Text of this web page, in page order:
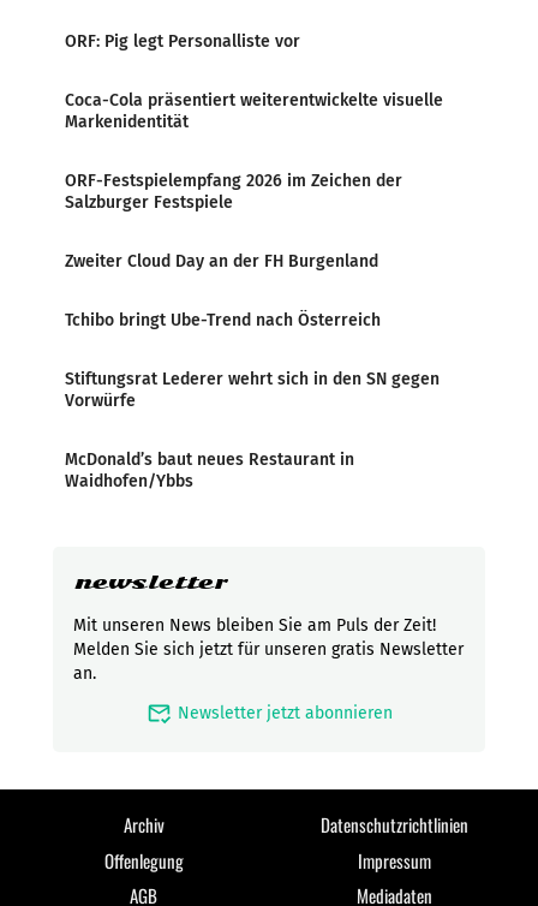
ORF: Pig legt Personalliste vor
Coca-Cola präsentiert weiterentwickelte visuelle
Markenidentität
ORF-Festspielempfang 2026 im Zeichen der
Salzburger Festspiele
Zweiter Cloud Day an der FH Burgenland
Tchibo bringt Ube-Trend nach Österreich
Stiftungsrat Lederer wehrt sich in den SN gegen
Vorwürfe
McDonald’s baut neues Restaurant in
Waidhofen/Ybbs
newsletter
Mit unseren News bleiben Sie am Puls der Zeit!
Melden Sie sich jetzt für unseren gratis Newsletter
an.
mark_email_read Newsletter jetzt abonnieren
Archiv
Datenschutzrichtlinien
Offenlegung
Impressum
AGB
Mediadaten